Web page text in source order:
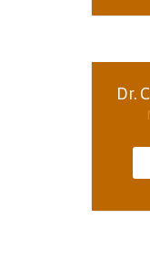
Dr.